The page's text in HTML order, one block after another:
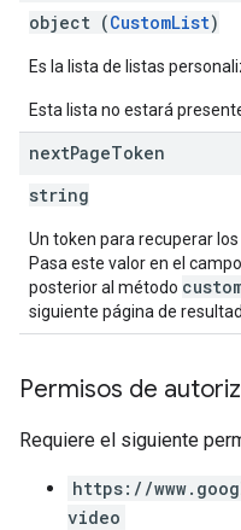
object (CustomList)
Es la lista de listas
Esta lista no estará
nextPageToken
string
Un token para recuperar
Pasa este valor en el campo
posterior al método
siguiente página de
Permisos de
Requiere el siguiente
https://
video